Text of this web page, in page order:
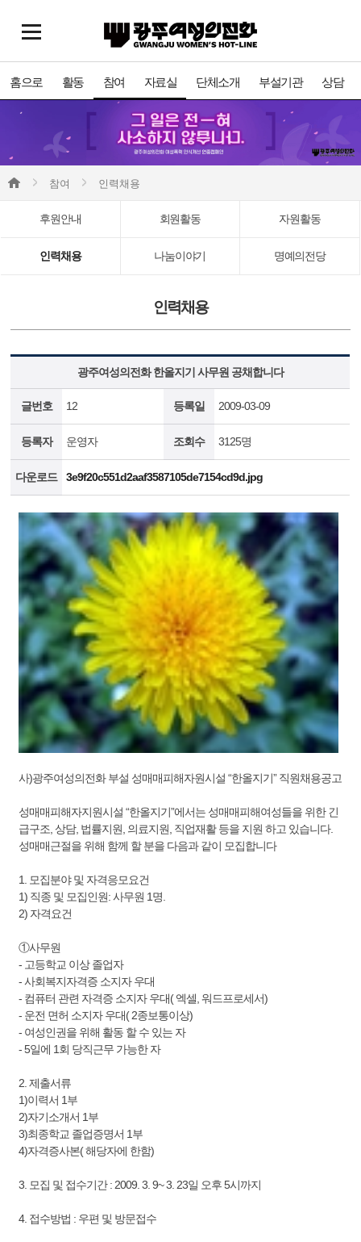
홈으로 활동 참여 자료실 단체소개 부설기관 상담
참여 인력채용
후원안내 회원활동 자원활동
인력채용 나눔이야기 명예의전당
인력채용
광주여성의전화 한올지기 사무원 공채합니다
글번호 12 등록일 2009-03-09
등록자 운영자 조회수 3125명
다운로드 3e9f20c551d2aaf3587105de7154cd9d.jpg
사)광주여성의전화 부설 성매매피해자원시설 “한올지기” 직원채용공고
성매매피해자지원시설 “한올지기”에서는 성매매피해여성들을 위한 긴
급구조, 상담, 법률지원, 의료지원, 직업재활 등을 지원 하고 있습니다.
성매매근절을 위해 함께 할 분을 다음과 같이 모집합니다
1. 모집분야 및 자격응모요건
1) 직종 및 모집인원: 사무원 1명.
2) 자격요건
①사무원
- 고등학교 이상 졸업자
- 사회복지자격증 소지자 우대
- 컴퓨터 관련 자격증 소지자 우대( 엑셀, 워드프로세서)
- 운전 면허 소지자 우대( 2종보통이상)
- 여성인권을 위해 활동 할 수 있는 자
- 5일에 1회 당직근무 가능한 자
2. 제출서류
1)이력서 1부
2)자기소개서 1부
3)최종학교 졸업증명서 1부
4)자격증사본( 해당자에 한함)
3. 모집 및 접수기간 : 2009. 3. 9~ 3. 23일 오후 5시까지
4. 접수방법 : 우편 및 방문접수